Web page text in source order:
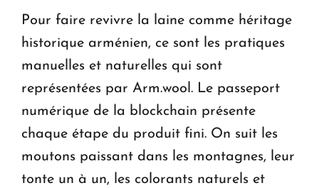
Pour faire revivre la laine comme héritage
historique arménien, ce sont les pratiques
manuelles et naturelles qui sont
représentées par Arm.wool. Le passeport
numérique de la blockchain présente
chaque étape du produit fini. On suit les
moutons paissant dans les montagnes, leur
tonte un à un, les colorants naturels et